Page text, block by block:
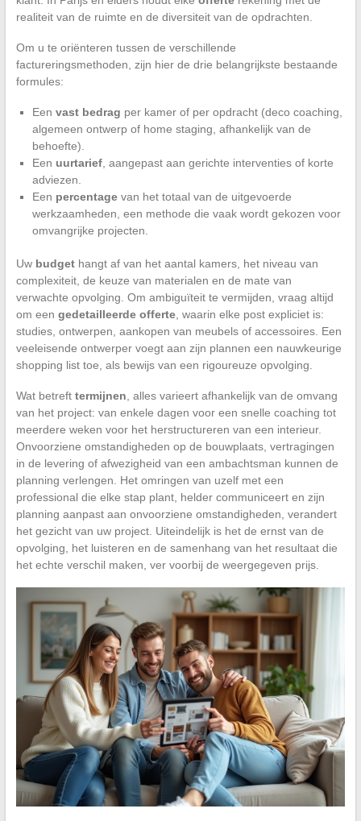
realiteit van de ruimte en de diversiteit van de opdrachten.
Om u te oriënteren tussen de verschillende
factureringsmethoden, zijn hier de drie belangrijkste bestaande
formules:
Een vast bedrag per kamer of per opdracht (deco coaching,
algemeen ontwerp of home staging, afhankelijk van de
behoefte).
Een uurtarief, aangepast aan gerichte interventies of korte
adviezen.
Een percentagevan het totaal van de uitgevoerde
werkzaamheden, een methode die vaak wordt gekozen voor
omvangrijke projecten.
Uw budgethangt af van het aantal kamers, het niveau van
complexiteit, de keuze van materialen en de mate van
verwachte opvolging. Om ambiguïteit te vermijden, vraag altijd
om een gedetailleerde offerte, waarin elke post expliciet is:
studies, ontwerpen, aankopen van meubels of accessoires. Een
veeleisende ontwerper voegt aan zijn plannen een nauwkeurige
shopping list toe, als bewijs van een rigoureuze opvolging.
Wat betreft termijnen , alles varieert afhankelijk van de omvang
van het project: van enkele dagen voor een snelle coaching tot
meerdere weken voor het herstructureren van een interieur.
Onvoorziene omstandigheden op de bouwplaats, vertragingen
in de levering of afwezigheid van een ambachtsman kunnen de
planning verlengen. Het omringen van uzelf met een
professional die elke stap plant, helder communiceert en zijn
planning aanpast aan onvoorziene omstandigheden, verandert
het gezicht van uw project. Uiteindelijk is het de ernst van de
opvolging, het luisteren en de samenhang van het resultaat die
het echte verschil maken, ver voorbij de weergegeven prijs.